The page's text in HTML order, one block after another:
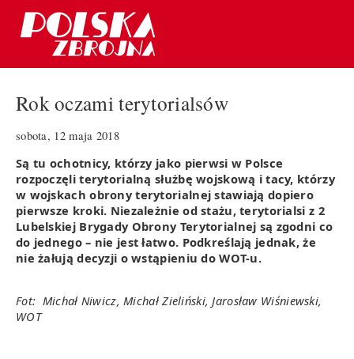
Rok oczami terytorialsów
sobota, 12 maja 2018
Są tu ochotnicy, którzy jako pierwsi w Polsce
rozpoczęli terytorialną służbę wojskową i tacy, którzy
w wojskach obrony terytorialnej stawiają dopiero
pierwsze kroki. Niezależnie od stażu, terytorialsi z 2
Lubelskiej Brygady Obrony Terytorialnej są zgodni co
do jednego – nie jest łatwo. Podkreślają jednak, że
nie żałują decyzji o wstąpieniu do WOT-u.
Fot: Michał Niwicz, Michał Zieliński, Jarosław Wiśniewski,
WOT